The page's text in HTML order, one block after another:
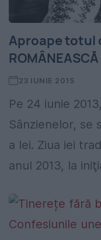
Aproape totul
23 IUNIE 2015
Pe 24 iunie
Sânzienelor, se
a Iei. Ziua iei
anul 2013, la